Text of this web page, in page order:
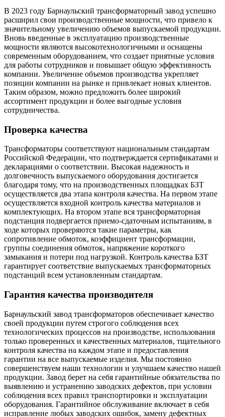
В 2023 году Барнаульский трансформаторный завод успешно
расширил свои производственные мощности, что привело к
значительному увеличению объемов выпускаемой продукции.
Вновь введенные в эксплуатацию производственные
мощности являются высокотехнологичными и оснащены
современным оборудованием, что создает приятные условия
для работы сотрудников и повышает общую эффективность
компании. Увеличение объемов производства укрепляет
позиции компании на рынке и привлекает новых клиентов.
Таким образом, можно предложить более широкий
ассортимент продукции и более выгодные условия
сотрудничества.
Проверка качества
Трансформаторы соответствуют национальным стандартам
Российской Федерации, что подтверждается сертификатами и
декларациями о соответствии. Высокая надежность и
долговечность выпускаемого оборудования достигается
благодаря тому, что на производственных площадках БЗТ
осуществляется два этапа контроля качества. На первом этапе
осуществляется входной контроль качества материалов и
комплектующих. На втором этапе вся трансформаторная
подстанция подвергается приемо-сдаточным испытаниям, в
ходе которых проверяются такие параметры, как
сопротивление обмоток, коэффициент трансформации,
группы соединения обмоток, напряжение короткого
замыкания и потери под нагрузкой. Контроль качества БЗТ
гарантирует соответствие выпускаемых трансформаторных
подстанций всем установленным стандартам.
Гарантия качества производителя
Барнаульский завод трансформаторов обеспечивает качество
своей продукции путем строгого соблюдения всех
технологических процессов на производстве, использования
только проверенных и качественных материалов, тщательного
контроля качества на каждом этапе и предоставления
гарантии на все выпускаемые изделия. Мы постоянно
совершенствуем наши технологии и улучшаем качество нашей
продукции. Завод берет на себя гарантийные обязательства по
выявлению и устранению заводских дефектов, при условии
соблюдения всех правил транспортировки и эксплуатации
оборудования. Гарантийное обслуживание включает в себя
исправление любых заводских ошибок, замену дефектных